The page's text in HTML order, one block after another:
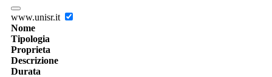
www.unisr.it
Nome
Tipologia
Proprieta
Descrizione
Durata